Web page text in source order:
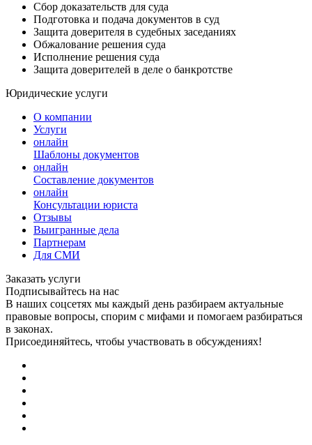
Сбор доказательств для суда
Подготовка и подача документов в суд
Защита доверителя в судебных заседаниях
Обжалование решения суда
Исполнение решения суда
Защита доверителей в деле о банкротстве
Юридические услуги
О компании
Услуги
онлайн
Шаблоны документов
онлайн
Составление документов
онлайн
Консультации юриста
Отзывы
Выигранные дела
Партнерам
Для СМИ
Заказать услуги
Подписывайтесь на нас
В наших соцсетях мы каждый день разбираем актуальные
правовые вопросы, спорим с мифами и помогаем разбираться
в законах.
Присоединяйтесь, чтобы участвовать в обсуждениях!